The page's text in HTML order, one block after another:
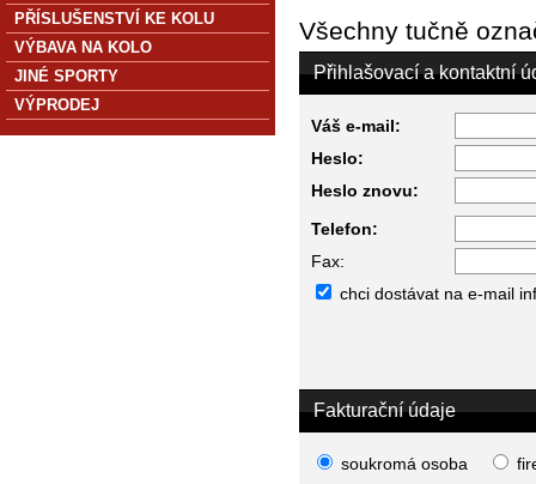
Všechny tučně
Přihlašovací a kontaktní
Váš e-mail:
Heslo:
Heslo znovu:
Telefon:
Fax:
chci dostávat na e-mail
Fakturační údaje
soukromá osoba
PŘÍSLUŠENSTVÍ KE KOLU
VÝBAVA NA KOLO
JINÉ SPORTY
VÝPRODEJ